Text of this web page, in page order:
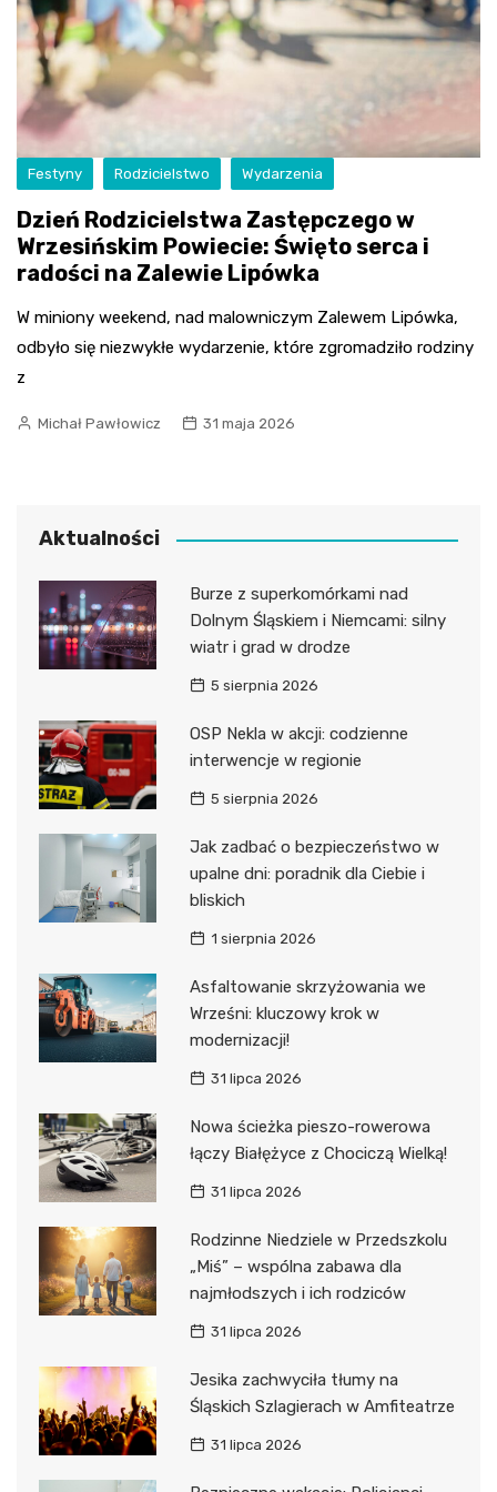
Festyny Rodzicielstwo Wydarzenia
Dzień Rodzicielstwa Zastępczego w
Wrzesińskim Powiecie: Święto serca i
radości na Zalewie Lipówka
W miniony weekend, nad malowniczym Zalewem Lipówka,
odbyło się niezwykłe wydarzenie, które zgromadziło rodziny
z
Michał Pawłowicz 31 maja 2026
Aktualności
Burze z superkomórkami nad
Dolnym Śląskiem i Niemcami: silny
wiatr i grad w drodze
5 sierpnia 2026
OSP Nekla w akcji: codzienne
interwencje w regionie
5 sierpnia 2026
Jak zadbać o bezpieczeństwo w
upalne dni: poradnik dla Ciebie i
bliskich
1 sierpnia 2026
Asfaltowanie skrzyżowania we
Wrześni: kluczowy krok w
modernizacji!
31 lipca 2026
Nowa ścieżka pieszo-rowerowa
łączy Białężyce z Chociczą Wielką!
31 lipca 2026
Rodzinne Niedziele w Przedszkolu
„Miś” – wspólna zabawa dla
najmłodszych i ich rodziców
31 lipca 2026
Jesika zachwyciła tłumy na
Śląskich Szlagierach w Amfiteatrze
31 lipca 2026